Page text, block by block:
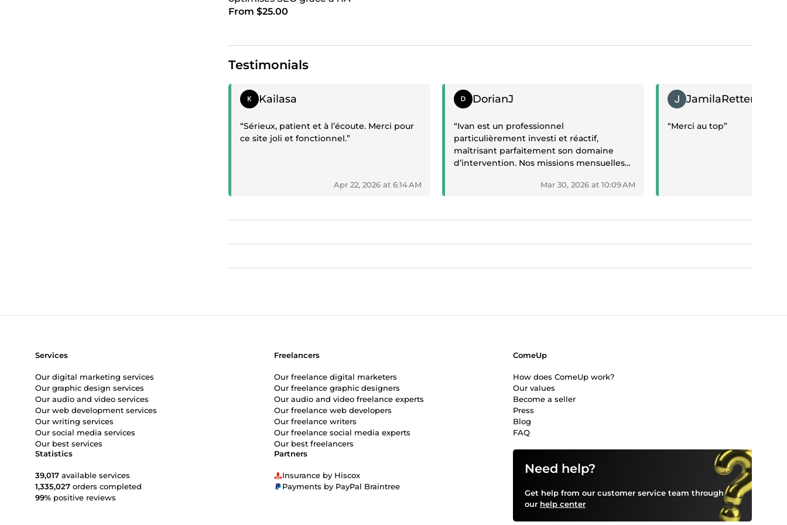
From $25.00
Testimonials
Positive review
Kailasa
“Sérieux, patient et à l’écoute. Merci pour
ce site joli et fonctionnel.”
Apr 22, 2026 at 6:14 AM
Positive review
DorianJ
“Ivan est un professionnel
particulièrement investi et réactif,
maîtrisant parfaitement son domaine
d’intervention. Nos missions mensuelles
conditions, ce qui nous conduit à
Mar 30, 2026 at 10:09 AM
Positive review
JamilaRetter2
“Merci au top”
Need help?
Get help from our customer service team through
our help center
Partners
Insurance by Hiscox
Payments by PayPal Braintree
Statistics
39,017 available services
1,335,027 orders completed
99% positive reviews
Services
Our digital marketing services
Our graphic design services
Our audio and video services
Our web development services
Our writing services
Our social media services
Our best services
Freelancers
Our freelance digital marketers
Our freelance graphic designers
Our audio and video freelance experts
Our freelance web developers
Our freelance writers
Our freelance social media experts
Our best freelancers
ComeUp
How does ComeUp work?
Our values
Become a seller
Press
Blog
FAQ